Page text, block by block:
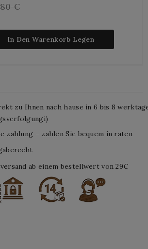
€
In Den Warenkorb Legen
zu Ihnen nach hause in 6 bis 8
zahlung – zahlen Sie bequem in raten
ab einem bestellwert von 29€